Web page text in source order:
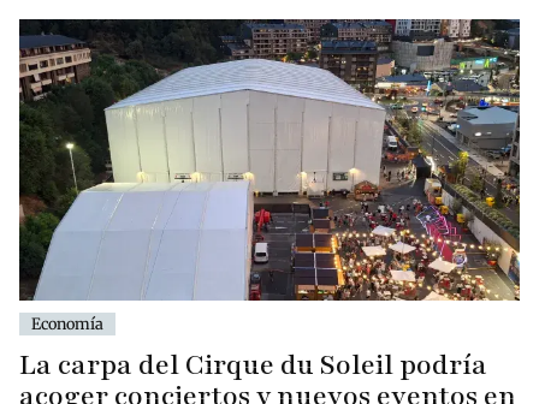
Economía
La carpa del Cirque du Soleil podría
acoger conciertos y nuevos eventos en